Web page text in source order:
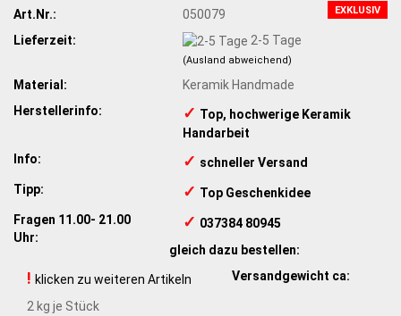
EXKLUSIV
Art.Nr.:
050079
Lieferzeit:
2-5 Tage
(Ausland abweichend)
Material:
Keramik Handmade
Herstellerinfo:
✓ ​Top, hochwerige Keramik
Handarbeit
Info:
✓ schneller Versand
Tipp:
✓ ​Top Geschenkidee
Fragen 11.00- 21.00
Uhr:
✓ ​ 037384 80945
gleich dazu bestellen:
! klicken zu weiteren Artikeln Versandgewicht ca:
2 kg je Stück